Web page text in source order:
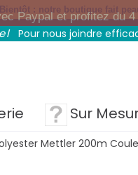
Paypal et profitez du
Bientôt : notre boutique fait
Pour nous joindre
Sur
Mettler 200m